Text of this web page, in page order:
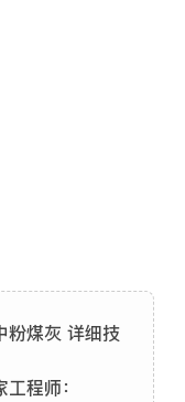
粉煤灰 详细技
程师：